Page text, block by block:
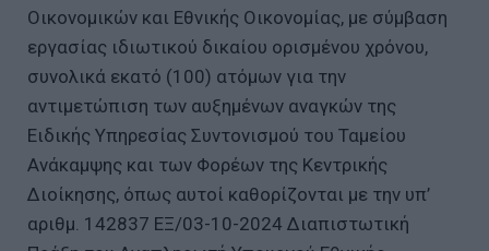
Οικονομικών και Εθνικής Οικονομίας, με σύμβαση
εργασίας ιδιωτικού δικαίου ορισμένου χρόνου,
συνολικά εκατό (100) ατόμων για την
αντιμετώπιση των αυξημένων αναγκών της
Ειδικής Υπηρεσίας Συντονισμού του Ταμείου
Ανάκαμψης και των Φορέων της Κεντρικής
Διοίκησης, όπως αυτοί καθορίζονται με την υπ’
αριθμ. 142837 ΕΞ/03-10-2024 Διαπιστωτική